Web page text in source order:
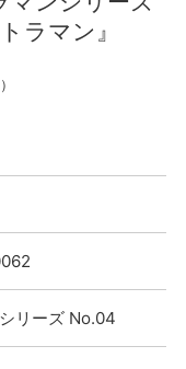
ラマン』
リーズ No.04